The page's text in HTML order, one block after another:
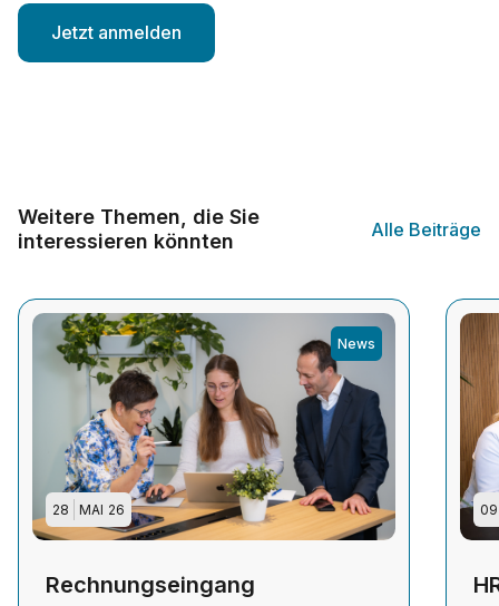
Weitere Themen, die Sie
interessieren könnten
Alle Beiträge
News
28 MAI 26
Rechnungseingang
09